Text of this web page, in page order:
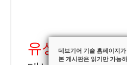
유상 컨설팅
데브기어 기술 홈페이지
본 게시판은 읽기만 가능